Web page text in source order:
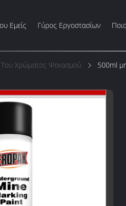
Εμείς Γύρος Εργοστασίων
Του Χρώματος Ψεκασμού 500ml